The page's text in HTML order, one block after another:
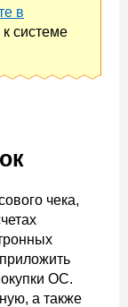
в
системе
чека,
ОС.
а также